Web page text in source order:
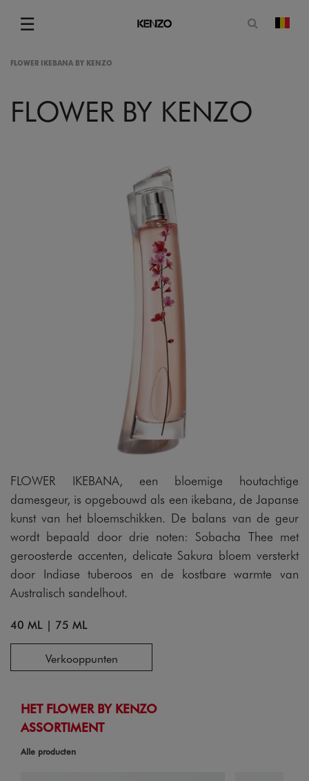
☰
Menu
Open
FLOWER IKEBANA BY KENZO
FLOWER BY KENZO
FLOWER IKEBANA, een bloemige houtachtige
damesgeur, is opgebouwd als een ikebana, de Japanse
kunst van het bloemschikken. De balans van de geur
wordt bepaald door drie noten: Sobacha Thee met
geroosterde accenten, delicate Sakura bloem versterkt
door Indiase tuberoos en de kostbare warmte van
Australisch sandelhout.
40 ML | 75 ML
Verkooppunten
HET FLOWER BY KENZO
ASSORTIMENT
Alle producten